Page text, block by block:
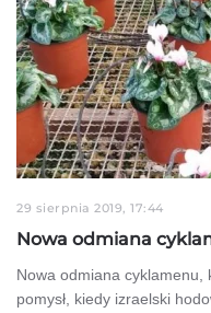
29 sierpnia 2019, 17:44
Nowa odmiana
Nowa odmiana cyklamenu,
pomysł, kiedy izraelski